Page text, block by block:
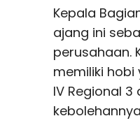
Kepala
ajang ini
perusahaan.
memiliki hobi
IV Regional